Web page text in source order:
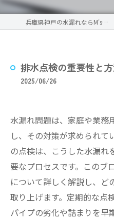
兵庫県神戸の水漏れならM'sサービス
排水点検の重要性と
2025/06/26
水漏れ問題は、家庭や業務
し、その対策が求められて
の点検は、こうした水漏れ
要なプロセスです。このブ
について詳しく解説し、ど
取り上げます。定期的な点
パイプの劣化や詰まりを早